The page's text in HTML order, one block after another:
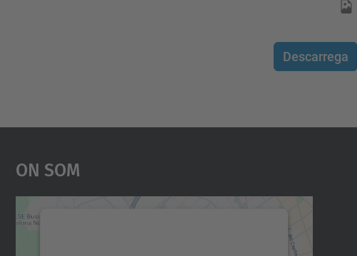
Descarrega
On Som